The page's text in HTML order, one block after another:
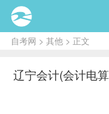
自考网 > 其他 > 正文
辽宁会计(会计电